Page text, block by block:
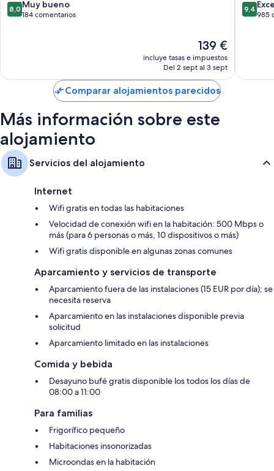
8.0
sobre
8,0 Muy bueno
184 comentarios
El
precio
actual
de
139 €
139 €
incluye tasas e impuestos
Del 2 sept al 3 sept
Pola
9.4
sobre
9,4
985
Comparar alojamientos parecidos
Más información sobre este
alojamiento
Servicios del alojamiento
Internet
Wifi gratis en todas las habitaciones
Velocidad de conexión wifi en la habitación: 500 Mbps o
más (para 6 personas o más, 10 dispositivos o más)
Wifi gratis disponible en algunas zonas comunes
Aparcamiento y servicios de transporte
Aparcamiento fuera de las instalaciones (15 EUR por día); se
necesita reserva
Aparcamiento en las instalaciones disponible previa
solicitud
Aparcamiento limitado en las instalaciones
Comida y bebida
Desayuno bufé gratis disponible los todos los días de
08:00 a 11:00
Para familias
Frigorífico pequeño
Habitaciones insonorizadas
Microondas en la habitación